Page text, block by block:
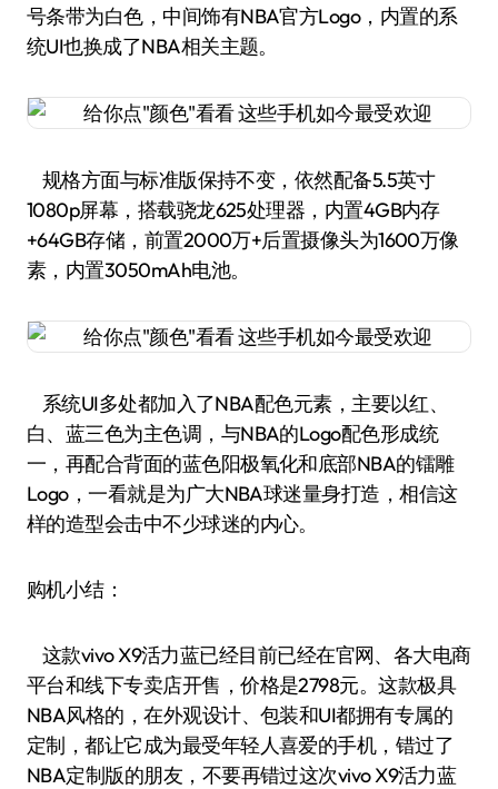
号条带为白色，中间饰有NBA官方Logo，内置的系
统UI也换成了NBA相关主题。
规格方面与标准版保持不变，依然配备5.5英寸
1080p屏幕，搭载骁龙625处理器，内置4GB内存
+64GB存储，前置2000万+后置摄像头为1600万像
素，内置3050mAh电池。
系统UI多处都加入了NBA配色元素，主要以红、
白、蓝三色为主色调，与NBA的Logo配色形成统
一，再配合背面的蓝色阳极氧化和底部NBA的镭雕
Logo，一看就是为广大NBA球迷量身打造，相信这
样的造型会击中不少球迷的内心。
购机小结：
这款vivo X9活力蓝已经目前已经在官网、各大电商
平台和线下专卖店开售，价格是2798元。这款极具
NBA风格的，在外观设计、包装和UI都拥有专属的
定制，都让它成为最受年轻人喜爱的手机，错过了
NBA定制版的朋友，不要再错过这次vivo X9活力蓝